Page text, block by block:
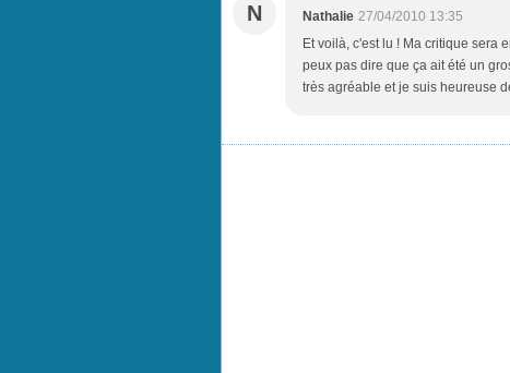
N Nathalie 27/04/2010 13:35
Et voilà, c'est lu ! Ma critique sera
peux pas dire que ça ait été un
très agréable et je suis heureuse